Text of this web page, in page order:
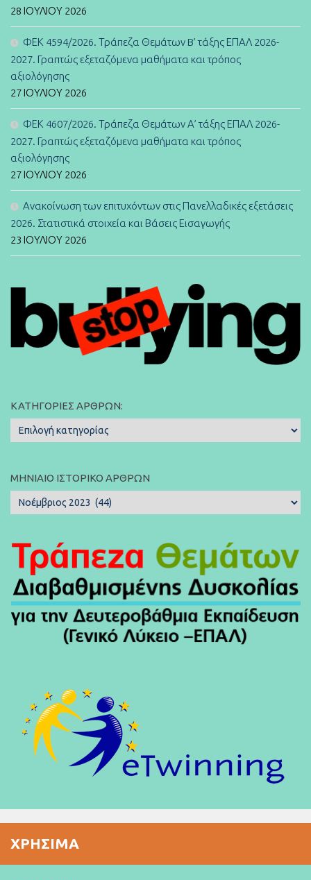
28 ΙΟΥΛΊΟΥ 2026
ΦΕΚ 4594/2026. Τράπεζα Θεμάτων B’ τάξης ΕΠΑΛ 2026-
2027. Γραπτώς εξεταζόμενα μαθήματα και τρόπος
αξιολόγησης
27 ΙΟΥΛΊΟΥ 2026
ΦΕΚ 4607/2026. Τράπεζα Θεμάτων Α’ τάξης ΕΠΑΛ 2026-
2027. Γραπτώς εξεταζόμενα μαθήματα και τρόπος
αξιολόγησης
27 ΙΟΥΛΊΟΥ 2026
Ανακοίνωση των επιτυχόντων στις Πανελλαδικές εξετάσεις
2026. Στατιστικά στοιχεία και Βάσεις Εισαγωγής
23 ΙΟΥΛΊΟΥ 2026
ΚΑΤΗΓΟΡΊΕΣ ΆΡΘΡΩΝ:
Κατηγορίες
Άρθρων:
ΜΗΝΙΑΊΟ ΙΣΤΟΡΙΚΌ ΆΡΘΡΩΝ
Μηνιαίο
Ιστορικό
ΧΡΉΣΙΜΑ